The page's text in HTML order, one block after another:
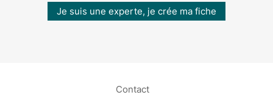
Je suis une experte, je crée ma fiche
Contact